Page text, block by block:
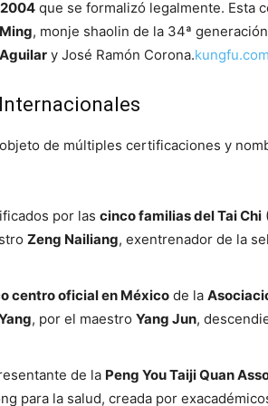
que se formalizó legalmente. Esta
, monje shaolin de la 34ª
y José Ramón Corona.
de múltiples certificaciones y
por las cinco familias del Tai Chi
Zeng Nailiang, exentrenador de la
centro oficial en México de la
, por el maestro Yang Jun,
de la Peng You Taiji Quan
para la salud, creada por